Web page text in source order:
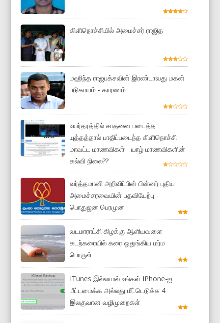
கிளிநொச்சியில் அமைச்சர் ராஜித
மஹிந்த ராஜபக்சவின் இரண்டாவது மகன்
படுகாயம் - காரணம்
உயர்தரத்தில் சாதனை படைத்த
யுத்தத்தால் பாதிப்படைந்த கிளிநொச்சி
மாவட்ட மாணவிகள் - யாழ் மாணவிகளின்
கல்வி நிலை??
வர்த்தமானி அறிவிப்பின் பின்னர் புதிய
அமைச்சரவையின் பதவியேற்பு -
பொதுஜன பெரமுன
வடமாராட்சி கிழக்கு ஆளியவளை
கடற்கரையில் கரை ஒதுங்கிய மர்ம
பொருள்
ITunes இல்லாமல் உங்கள் IPhone-ஐ
மீட்டமைக்க அல்லது மீட்டெடுக்க 4
இலகுவான வழிமுறைகள்